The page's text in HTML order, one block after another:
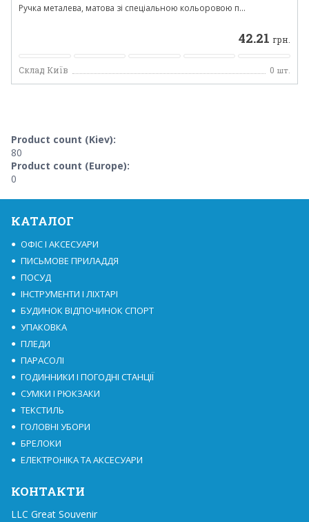
Ручка металева, матова зі спеціальною кольоровою п...
42.21 грн.
Склад Київ 0 шт.
Product count (Kiev):
80
Product count (Europe):
0
КАТАЛОГ
ОФІС І АКСЕСУАРИ
ПИСЬМОВЕ ПРИЛАДДЯ
ПОСУД
ІНСТРУМЕНТИ І ЛІХТАРІ
БУДИНОК ВІДПОЧИНОК СПОРТ
УПАКОВКА
ПЛЕДИ
ПАРАСОЛІ
ГОДИННИКИ І ПОГОДНІ СТАНЦІЇ
СУМКИ І РЮКЗАКИ
ТЕКСТИЛЬ
ГОЛОВНІ УБОРИ
БРЕЛОКИ
ЕЛЕКТРОНІКА ТА АКСЕСУАРИ
КОНТАКТИ
LLC Great Souvenir